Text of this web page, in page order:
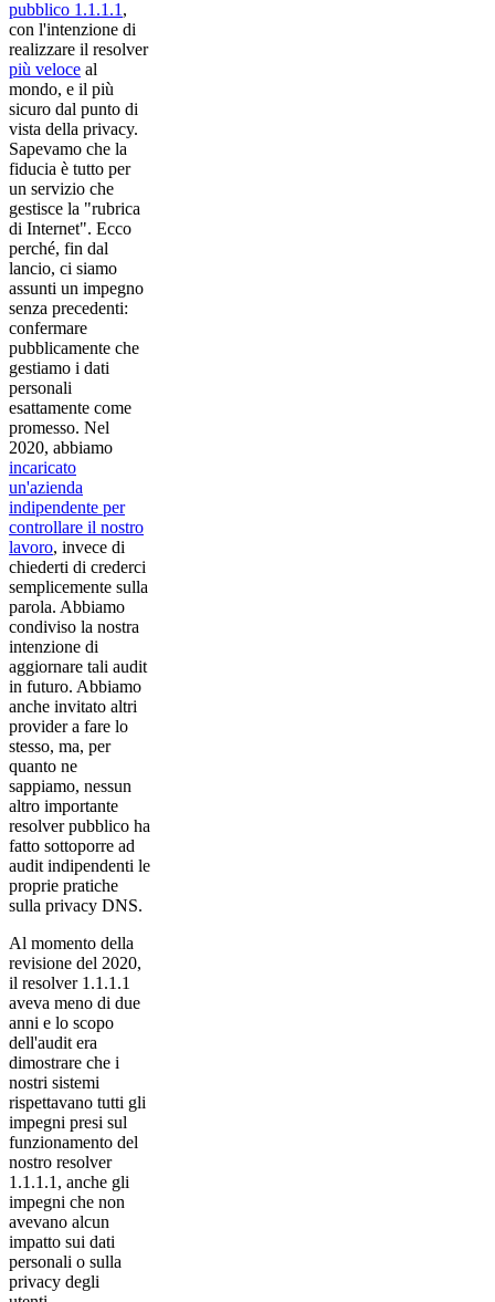
pubblico 1.1.1.1 ,
con l'intenzione di
realizzare il resolver
più veloce al
mondo, e il più
sicuro dal punto di
vista della privacy.
Sapevamo che la
fiducia è tutto per
un servizio che
gestisce la "rubrica
di Internet". Ecco
perché, fin dal
lancio, ci siamo
assunti un impegno
senza precedenti:
confermare
pubblicamente che
gestiamo i dati
personali
esattamente come
promesso. Nel
2020, abbiamo
incaricato
un'azienda
indipendente per
controllare il nostro
lavoro, invece di
chiederti di crederci
semplicemente sulla
parola. Abbiamo
condiviso la nostra
intenzione di
aggiornare tali audit
in futuro. Abbiamo
anche invitato altri
provider a fare lo
stesso, ma, per
quanto ne
sappiamo, nessun
altro importante
resolver pubblico ha
fatto sottoporre ad
audit indipendenti le
proprie pratiche
sulla privacy DNS.
Al momento della
revisione del 2020,
il resolver 1.1.1.1
aveva meno di due
anni e lo scopo
dell'audit era
dimostrare che i
nostri sistemi
rispettavano tutti gli
impegni presi sul
funzionamento del
nostro resolver
1.1.1.1, anche gli
impegni che non
avevano alcun
impatto sui dati
personali o sulla
privacy degli